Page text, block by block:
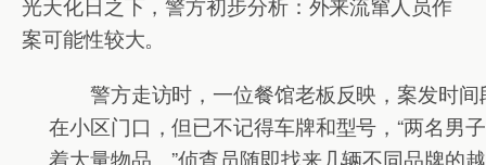
案可能性较大。
警方走访时，一位餐馆老板反映，案发时间
在小区门口，但已不记得车牌和型号，“两名男
着大量物品。”侦查员随即找来几辆不同品牌的